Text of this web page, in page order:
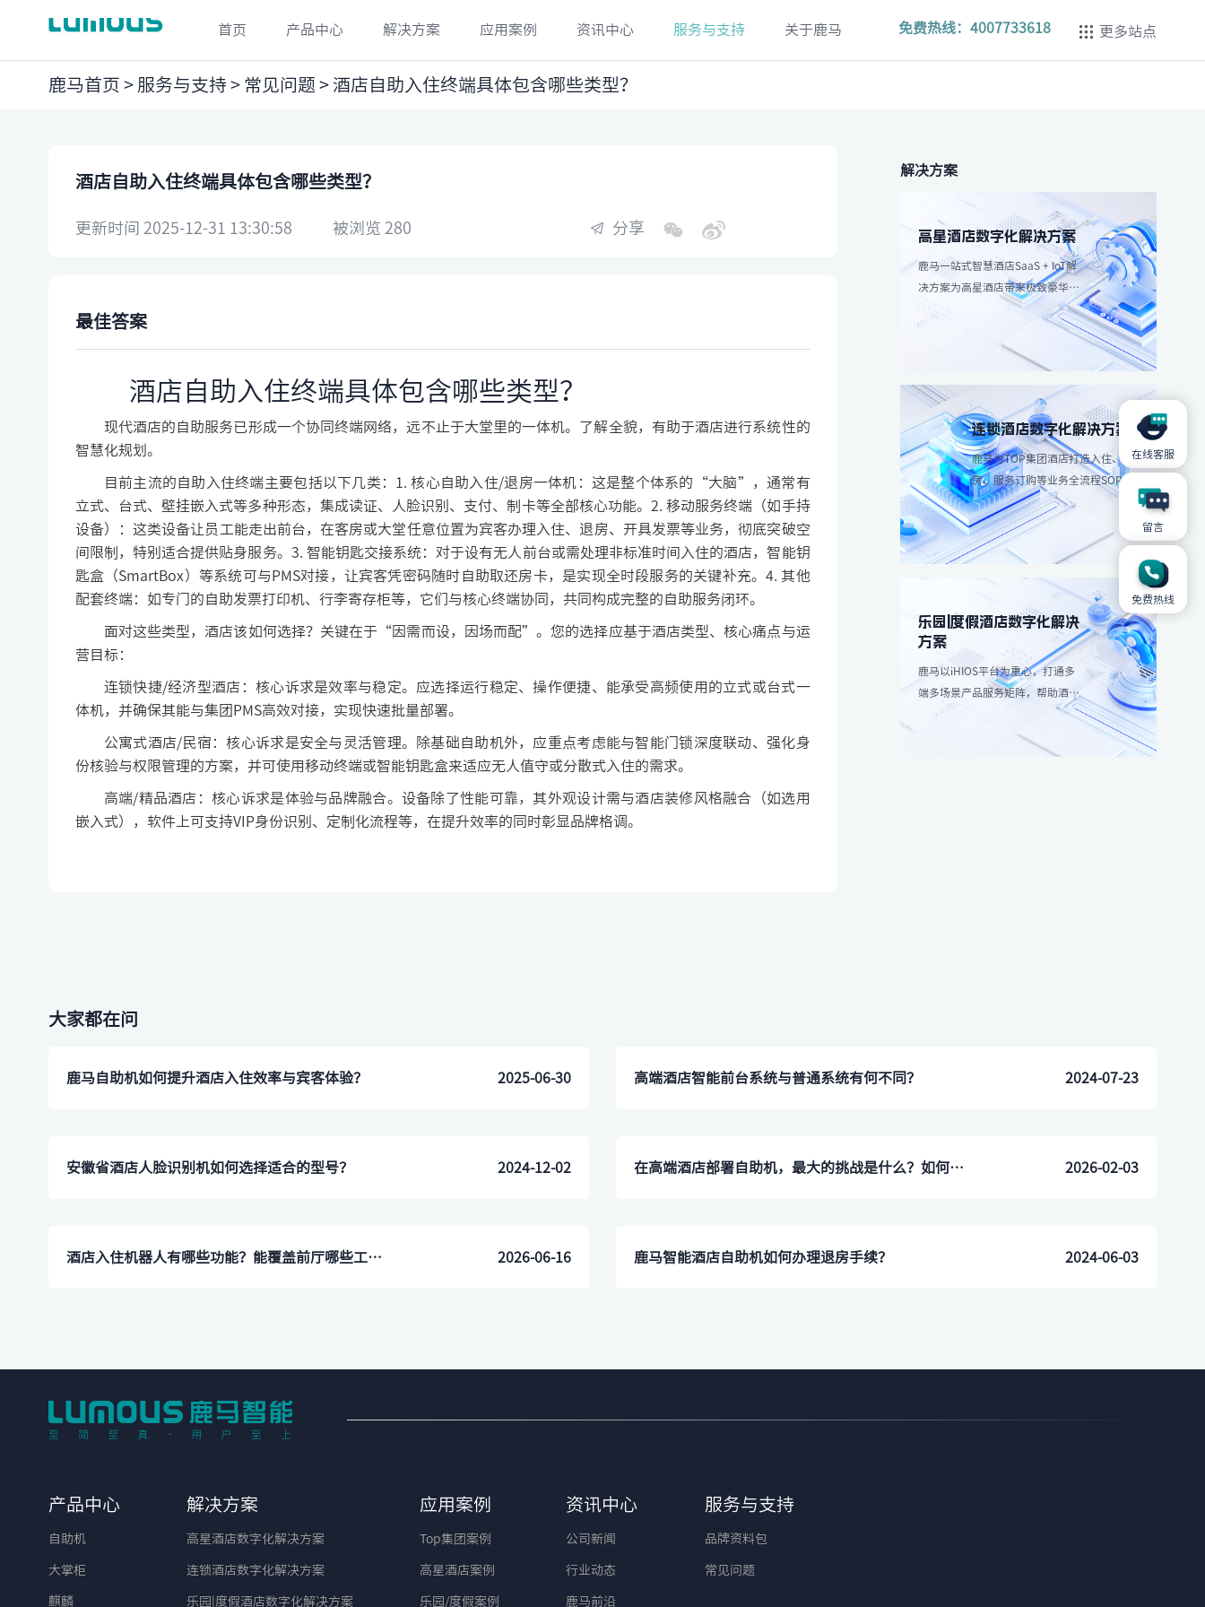
首页 产品中心 解决方案 应用案例 资讯中心 服务与支持 关于鹿马 免费热线：4007733618 更多站点
鹿马首页 > 服务与支持 > 常见问题 > 酒店自助入住终端具体包含哪些类型？
酒店自助入住终端具体包含哪些类型？
更新时间 2025-12-31 13:30:58 被浏览 280 分享
最佳答案
酒店自助入住终端具体包含哪些类型？
现代酒店的自助服务已形成一个协同终端网络，远不止于大堂里的一体机。了解全貌，有助于酒店进行系统性的
智慧化规划。
目前主流的自助入住终端主要包括以下几类：1. 核心自助入住/退房一体机：这是整个体系的“大脑”，通常有
立式、台式、壁挂嵌入式等多种形态，集成读证、人脸识别、支付、制卡等全部核心功能。2. 移动服务终端（如手持
设备）：这类设备让员工能走出前台，在客房或大堂任意位置为宾客办理入住、退房、开具发票等业务，彻底突破空
间限制，特别适合提供贴身服务。3. 智能钥匙交接系统：对于设有无人前台或需处理非标准时间入住的酒店，智能钥
匙盒（SmartBox）等系统可与PMS对接，让宾客凭密码随时自助取还房卡，是实现全时段服务的关键补充。4. 其他
配套终端：如专门的自助发票打印机、行李寄存柜等，它们与核心终端协同，共同构成完整的自助服务闭环。
面对这些类型，酒店该如何选择？关键在于“因需而设，因场而配”。您的选择应基于酒店类型、核心痛点与运
营目标：
连锁快捷/经济型酒店：核心诉求是效率与稳定。应选择运行稳定、操作便捷、能承受高频使用的立式或台式一
体机，并确保其能与集团PMS高效对接，实现快速批量部署。
公寓式酒店/民宿：核心诉求是安全与灵活管理。除基础自助机外，应重点考虑能与智能门锁深度联动、强化身
份核验与权限管理的方案，并可使用移动终端或智能钥匙盒来适应无人值守或分散式入住的需求。
高端/精品酒店：核心诉求是体验与品牌融合。设备除了性能可靠，其外观设计需与酒店装修风格融合（如选用
嵌入式），软件上可支持VIP身份识别、定制化流程等，在提升效率的同时彰显品牌格调。
解决方案
高星酒店数字化解决方案
鹿马一站式智慧酒店SaaS + IoT解
决方案为高星酒店带来极致豪华体
验，强调个性化服务和高效服务流
连锁酒店数字化解决方案
鹿马为TOP集团酒店打造入住、退
房、服务订购等业务全流程SOP解
决方案，简化操作流程、减少人工
成本。
乐园|度假酒店数字化解决
方案
鹿马以iHIOS平台为重心，打通多
端多场景产品服务矩阵，帮助酒店
减轻高峰团客分流，带来更愉悦服
大家都在问
鹿马自助机如何提升酒店入住效率与宾客体验？ 2025-06-30 ​高端酒店智能前台系统与普通系统有何不同？ 2024-07-23
安徽省酒店人脸识别机如何选择适合的型号？ 2024-12-02 在高端酒店部署自助机，最大的挑战是什么？如何解决？ 2026-02-03
酒店入住机器人有哪些功能？能覆盖前厅哪些工作？ 2026-06-16 ​鹿马智能酒店自助机如何办理退房手续？ 2024-06-03
产品中心
自助机
大掌柜
麒麟
解决方案
高星酒店数字化解决方案
连锁酒店数字化解决方案
乐园|度假酒店数字化解决方案
应用案例
Top集团案例
高星酒店案例
乐园/度假案例
资讯中心
公司新闻
行业动态
鹿马前沿
服务与支持
品牌资料包
常见问题
在线客服
留言
免费热线